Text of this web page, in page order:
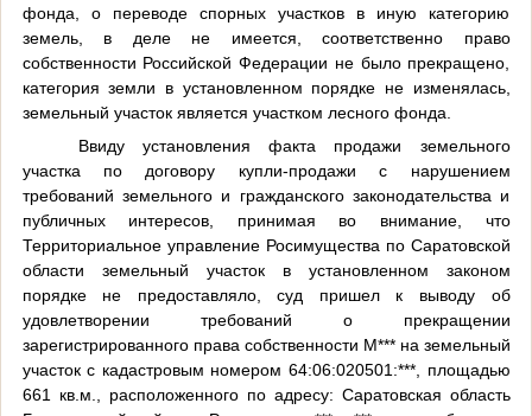
фонда, о переводе спорных участков в иную категорию
земель, в деле не имеется, соответственно право
собственности Российской Федерации не было прекращено,
категория земли в установленном порядке не изменялась,
земельный участок является участком лесного фонда.
Ввиду установления факта продажи земельного
участка по договору купли-продажи с нарушением
требований земельного и гражданского законодательства и
публичных интересов, принимая во внимание, что
Территориальное управление Росимущества по Саратовской
области земельный участок в установленном законом
порядке не предоставляло, суд пришел к выводу об
удовлетворении требований о прекращении
зарегистрированного права собственности М*** на земельный
участок с кадастровым номером 64:06:020501:***, площадью
661 кв.м., расположенного по адресу: Саратовская область